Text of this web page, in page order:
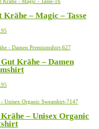
Produktseite
werden
Varianten
Die
können
der
Produktseite
werden
Krähe – Magic – Tasse
Dieses
weist
Varianten
auf.
Optionen
auf
Produktseite
gewählt
Krähe – Damen
Dieses
weist
Varianten
auf.
– Unisex Organic